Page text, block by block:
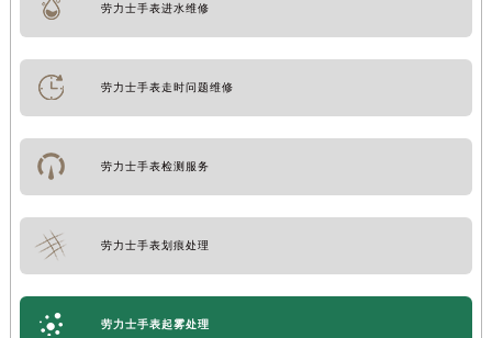
劳力士手表进水维修
劳力士手表走时问题维修
劳力士手表检测服务
劳力士手表划痕处理
劳力士手表起雾处理